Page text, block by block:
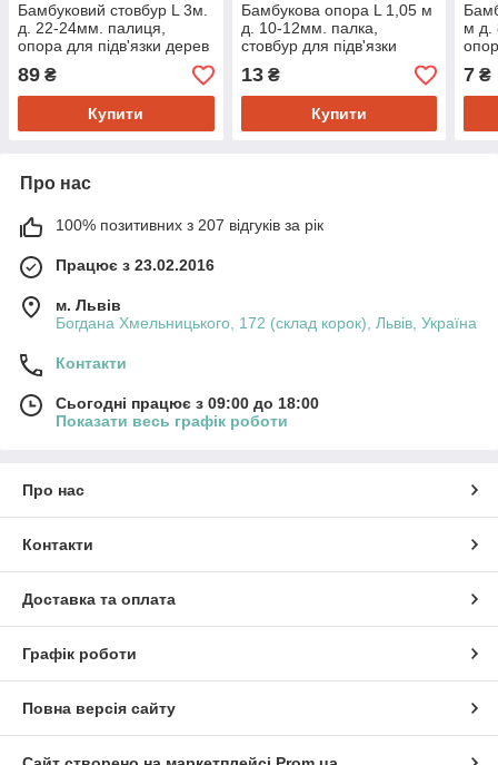
Бамбуковий стовбур L 3м.
д. 22-24мм. палиця,
опора для підв'язки дерев
89 ₴
Купити
Бамбукова опора L 1,05 м
д. 10-12мм. палка,
стовбур для підв'язки
рослин
13₴
Купити
м д.
7 ₴
Про нас
100% позитивних з 207 відгуків за рік
Працює з 23.02.2016
м. Львів
Богдана Хмельницького, 172 (склад корок), Львів, Україна
Контакти
Сьогодні працює з 09:00 до 18:00
Показати весь графік роботи
Про нас
Контакти
Доставка та оплата
Графік роботи
Повна версія сайту